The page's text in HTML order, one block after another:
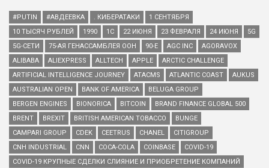
#PUTIN #АВДЕЕВКА . КИБЕРАТАКИ
1 СЕНТЯБРЯ
10 ТЫСЯЧ РУБЛЕЙ
1990 1С 22 ИЮНЯ 23 ФЕВРАЛЯ 24 ИЮНЯ
5G
5G-СЕТИ
75-АЯ ГЕНАССАМБЛЕЯ ООН 90-Е AGC INC
AGORAVOX
ALIBABA
ALIEXPRESS ALLTECH APPLE
ARCTIC CHALLENGE
ARTIFICIAL INTELLIGENCE JOURNEY
ATACMS ATLANTIC COAST
AUKUS
AUSTRALIAN OPEN
BANK OF AMERICA
BELUGA GROUP
BERGEN ENGINES
BIONORICA BITCOIN
BRAND FINANCE GLOBAL 500
BRENT
BREXIT BRITISH AMERICAN TOBACCO
BUNGE
CAMPARI GROUP
CDEK CEETRUS CHANEL
CITIGROUP
CNH INDUSTRIAL
CNN COCA-COLA COINBASE
COVID-19
COVID-19 КРУПНЫЕ СДЕЛКИ СЛИЯНИЕ И ПРИОБРЕТЕНИЕ КОМПАНИЙ